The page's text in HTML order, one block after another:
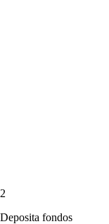
2
Deposita fondos